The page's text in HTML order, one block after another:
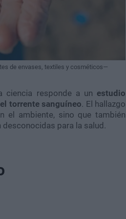
de envases, textiles y cosméticos—
ciencia responde a un estudio
torrente sanguíneo. El hallazgo
el ambiente, sino que también
para la salud.